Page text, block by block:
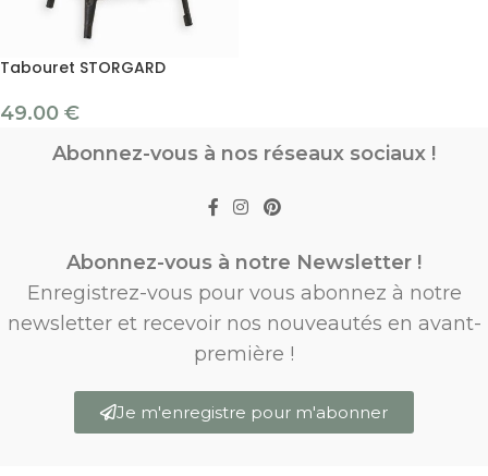
Tabouret STORGARD
49.00 €
Abonnez-vous à nos réseaux sociaux !
Abonnez-vous à notre Newsletter !
Enregistrez-vous pour vous abonnez à notre
newsletter et recevoir nos nouveautés en avant-
première !
Je m'enregistre pour m'abonner